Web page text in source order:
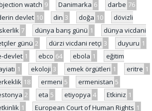
watch 9 Danimarka 6 darbe 76
devlet 10 din 3 doğa 10
dövizli
7 dünya barış günü 1
dünya vicdani
günü 2 dürzi vicdani retçi 3 duyuru 1
devlet 1 ebco 64 ebola 1
eğitim
1 ekoloji 3 emek örgütleri 1 eritre 1
18 ermeni 5 ermenistan 5
2 eta 5 etiyopya 4 Etkiniz 1
1 European Court of Human Rights 1